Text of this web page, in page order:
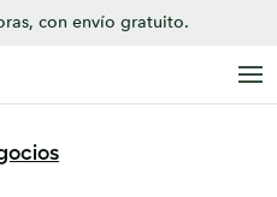
con envío gratuito.